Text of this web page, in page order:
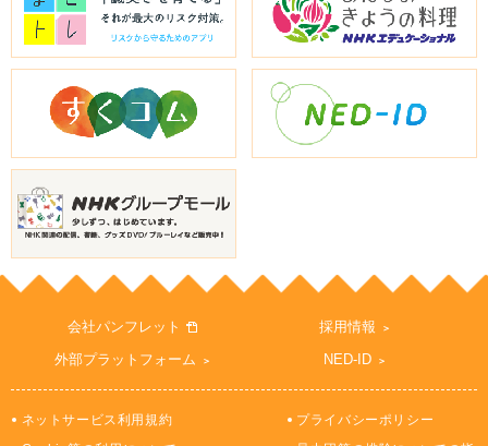
会社パンフレット
採用情報
外部プラットフォーム
NED-ID
ネットサービス利用規約
プライバシーポリシー